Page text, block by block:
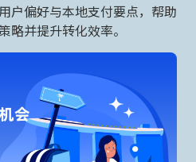
户偏好与本地支付要点，帮助
略并提升转化效率。